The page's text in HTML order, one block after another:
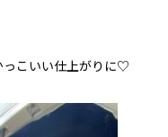
っこいい仕上がりに♡